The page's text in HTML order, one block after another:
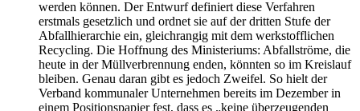
werden können. Der Entwurf definiert diese Verfahren
erstmals gesetzlich und ordnet sie auf der dritten Stufe der
Abfallhierarchie ein, gleichrangig mit dem werkstofflichen
Recycling. Die Hoffnung des Ministeriums: Abfallströme, die
heute in der Müllverbrennung enden, könnten so im Kreislauf
bleiben. Genau daran gibt es jedoch Zweifel. So hielt der
Verband kommunaler Unternehmen bereits im Dezember in
einem Positionspapier fest, dass es „keine überzeugenden